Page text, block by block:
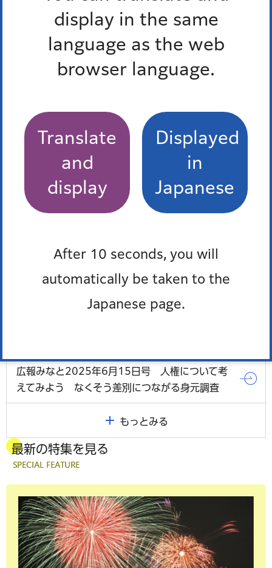
display in the same
language as the web
browser language.
Translate
and
display
Displayed
in
Japanese
After 10 seconds, you will
automatically be taken to the
Japanese page.
広報みなと2025年6月15日号 マイナンバーカ
ードの大切なお知らせ 2つの有効期限は大丈
広報みなと2025年6月15日号 二酸化炭素を削
減！省エネに取り組みましょう
スを利用しませんか
広報みなと2025年6月15日号 みんなと結ぶ
「へいわ」～港区平和都市宣言40周年～ 「平和
広報みなと2025年6月15日号 人権について考
えてみよう なくそう差別につながる身元調査
もっとみる
最新の特集を見る